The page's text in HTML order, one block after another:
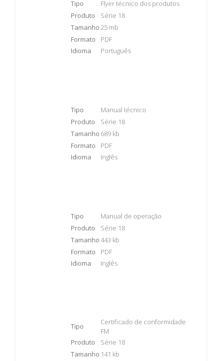
Tipo
Flyer técnico dos produtos
Produto
Série 18
Tamanho25 mb
Formato
PDF
Idioma
Português
Tipo
Manual técnico
Produto
Série 18
Tamanho 689 kb
Formato
PDF
Idioma
Inglês
Tipo
Manual de operação
Produto
Série 18
Tamanho443 kb
Formato
PDF
Idioma
Inglês
Tipo
Certificado de conformidade
FM
Produto
Série 18
Tamanho 141 kb